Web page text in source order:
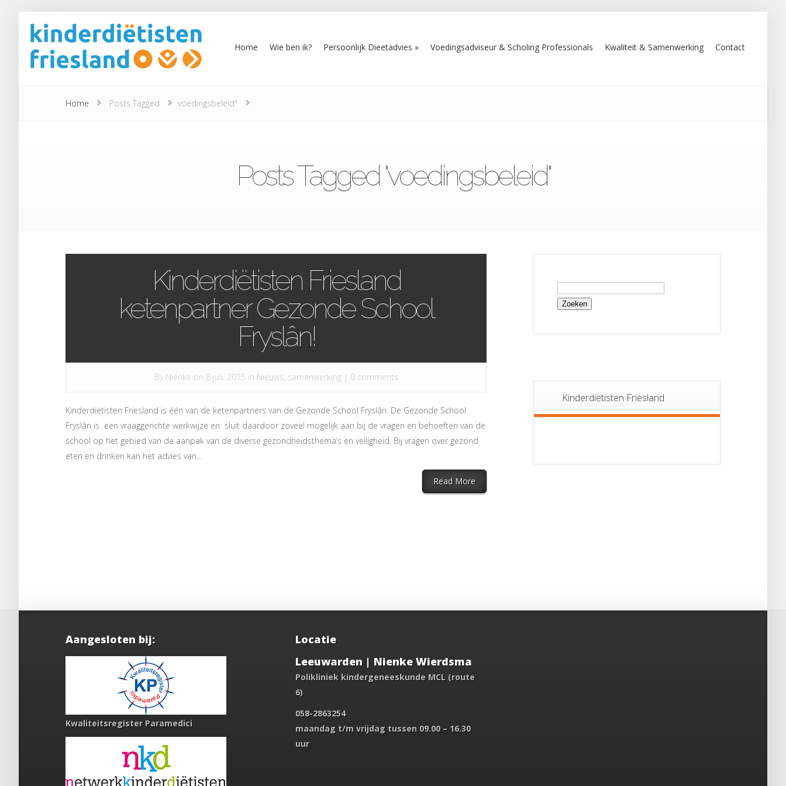
Home Wie ben ik? Persoonlijk Dieetadvies Voedingsadviseur & Scholing Professionals Kwaliteit & Samenwerking Contact
Home Posts Tagged voedingsbeleid"
Posts Tagged "voedingsbeleid"
Kinderdiëtisten Friesland
ketenpartner Gezonde School
Fryslân!
By Nienke on 8 juli, 2015 in Nieuws, samenwerking| 0 comments
Kinderdiëtisten Friesland is één van de ketenpartners van de Gezonde School Fryslân. De Gezonde School
Fryslân is een vraaggerichte werkwijze en sluit daardoor zoveel mogelijk aan bij de vragen en behoeften van de
school op het gebied van de aanpak van de diverse gezondheidsthema’s en veiligheid. Bij vragen over gezond
eten en drinken kan het advies van...
Read More
Zoeken
Kinderdiëtisten Friesland
Aangesloten bij:
Kwaliteitsregister Paramedici
Locatie
Leeuwarden | Nienke Wierdsma
Polikliniek kindergeneeskunde MCL (route
6)
058-2863254
maandag t/m vrijdag tussen 09.00 – 16.30
uur